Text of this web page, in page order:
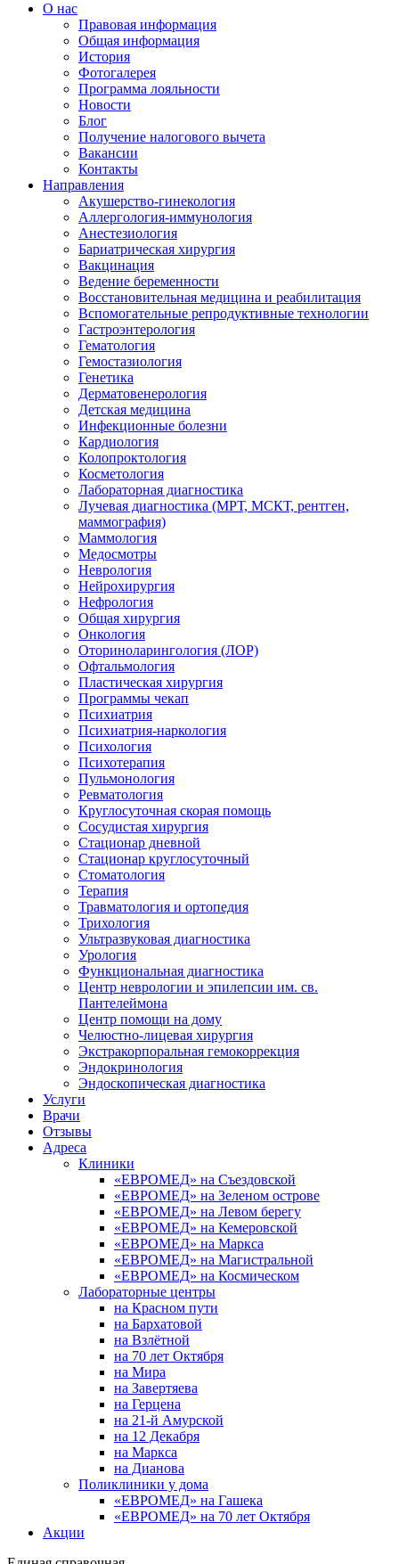
О нас
Правовая информация
Общая информация
История
Фотогалерея
Программа лояльности
Новости
Блог
Получение налогового вычета
Вакансии
Контакты
Направления
Акушерство-гинекология
Аллергология-иммунология
Анестезиология
Бариатрическая хирургия
Вакцинация
Ведение беременности
Восстановительная медицина и реабилитация
Вспомогательные репродуктивные технологии
Гастроэнтерология
Гематология
Гемостазиология
Генетика
Дерматовенерология
Детская медицина
Инфекционные болезни
Кардиология
Колопроктология
Косметология
Лабораторная диагностика
Лучевая диагностика (МРТ, МСКТ, рентген,
маммография)
Маммология
Медосмотры
Неврология
Нейрохирургия
Нефрология
Общая хирургия
Онкология
Оториноларингология (ЛОР)
Офтальмология
Пластическая хирургия
Программы чекап
Психиатрия
Психиатрия-наркология
Психология
Психотерапия
Пульмонология
Ревматология
Круглосуточная скорая помощь
Сосудистая хирургия
Стационар дневной
Стационар круглосуточный
Стоматология
Терапия
Травматология и ортопедия
Трихология
Ультразвуковая диагностика
Урология
Функциональная диагностика
Центр неврологии и эпилепсии им. св.
Пантелеймона
Центр помощи на дому
Челюстно-лицевая хирургия
Экстракорпоральная гемокоррекция
Эндокринология
Эндоскопическая диагностика
Услуги
Врачи
Отзывы
Адреса
Клиники
«ЕВРОМЕД» на Съездовской
«ЕВРОМЕД» на Зеленом острове
«ЕВРОМЕД» на Левом берегу
«ЕВРОМЕД» на Кемеровской
«ЕВРОМЕД» на Маркса
«ЕВРОМЕД» на Магистральной
«ЕВРОМЕД» на Космическом
Лабораторные центры
на Красном пути
на Бархатовой
на Взлётной
на 70 лет Октября
на Мира
на Завертяева
на Герцена
на 21-й Амурской
на 12 Декабря
на Маркса
на Дианова
Поликлиники у дома
«ЕВРОМЕД» на Гашека
«ЕВРОМЕД» на 70 лет Октября
Акции